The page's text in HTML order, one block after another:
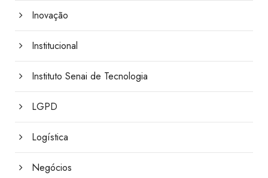
Inovação
Institucional
Instituto Senai de Tecnologia
LGPD
Logística
Negócios